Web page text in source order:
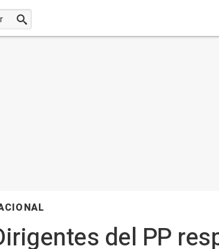
del PP